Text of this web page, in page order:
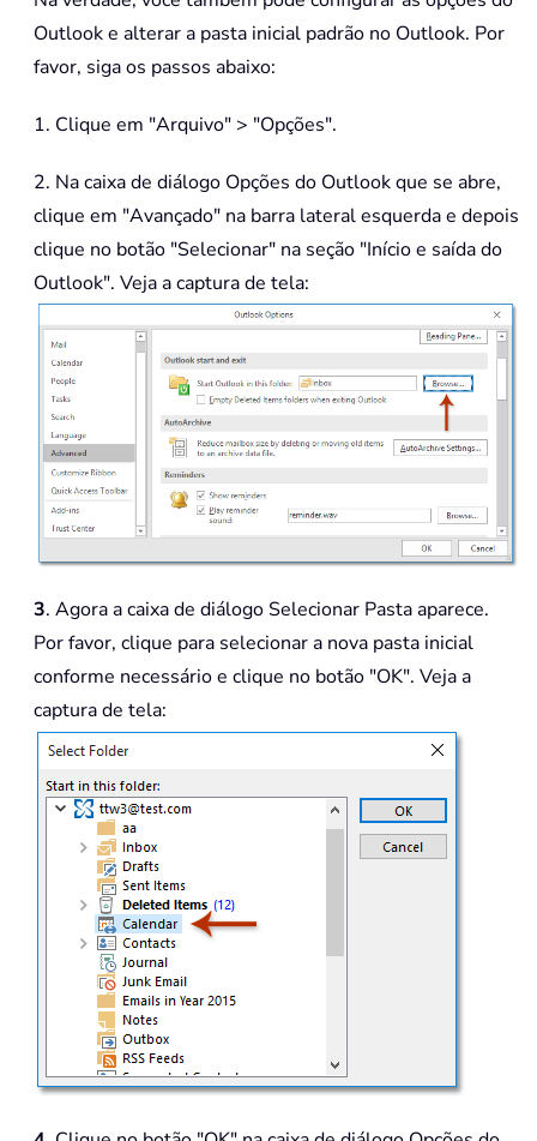
Outlook e alterar a pasta inicial padrão no Outlook. Por
favor, siga os passos abaixo:
1. Clique em "Arquivo" > "Opções".
2. Na caixa de diálogo Opções do Outlook que se abre,
clique em "Avançado" na barra lateral esquerda e depois
clique no botão "Selecionar" na seção "Início e saída do
Outlook". Veja a captura de tela:
3. Agora a caixa de diálogo Selecionar Pasta aparece.
Por favor, clique para selecionar a nova pasta inicial
conforme necessário e clique no botão "OK". Veja a
captura de tela: